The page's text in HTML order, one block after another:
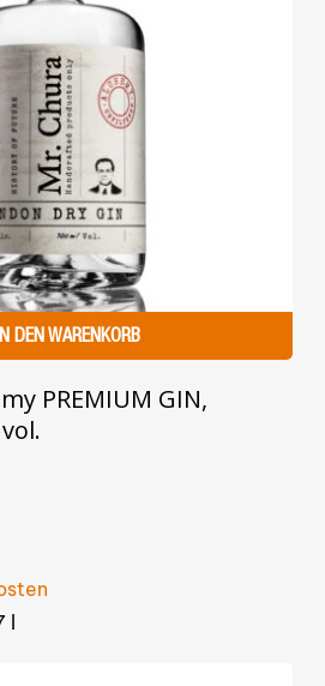
DEN WARENKORB
PREMIUM GIN,
l